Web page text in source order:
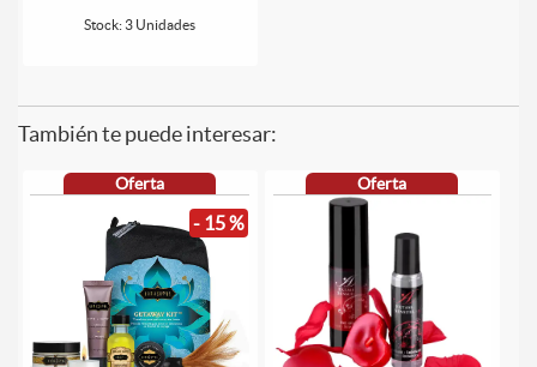
Stock: 3 Unidades
También te puede interesar:
Oferta
- 15 %
Oferta